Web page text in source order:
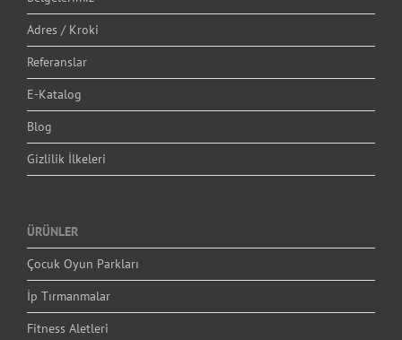
Adres / Kroki
Referanslar
E-Katalog
Blog
Gizlilik İlkeleri
ÜRÜNLER
Çocuk Oyun Parkları
İp Tırmanmalar
Fitness Aletleri